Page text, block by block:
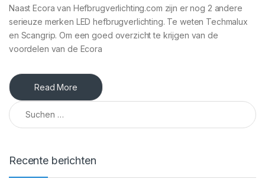
Naast Ecora van Hefbrugverlichting.com zijn er nog 2 andere
serieuze merken LED hefbrugverlichting. Te weten Techmalux
en Scangrip. Om een goed overzicht te krijgen van de
voordelen van de Ecora
Read More
Suchen nach:
Recente berichten